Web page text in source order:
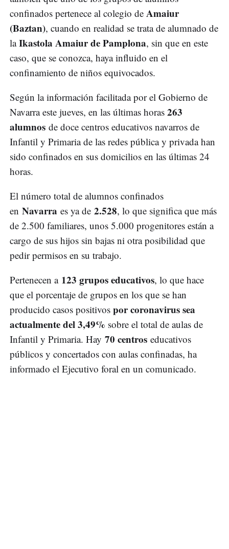
confinados pertenece al colegio de Amaiur
(Baztan), cuando en realidad se trata de alumnado de
laIkastola Amaiur de Pamplona, sin que en este
caso, que se conozca, haya influido en el
confinamiento de niños equivocados.
Según la información facilitada por el Gobierno de
Navarra este jueves, en las últimas horas 263
alumnos de doce centros educativos navarros de
Infantil y Primaria de las redes pública y privada han
sido confinados en sus domicilios en las últimas 24
horas.
El número total de alumnos confinados
en Navarra es ya de 2.528, lo que significa que más
de 2.500 familiares, unos 5.000 progenitores están a
cargo de sus hijos sin bajas ni otra posibilidad que
pedir permisos en su trabajo.
Pertenecen a 123 grupos educativos, lo que hace
que el porcentaje de grupos en los que se han
producido casos positivos por coronavirus sea
actualmente del 3,49% sobre el total de aulas de
Infantil y Primaria. Hay 70 centros educativos
públicos y concertados con aulas confinadas, ha
informado el Ejecutivo foral en un comunicado.